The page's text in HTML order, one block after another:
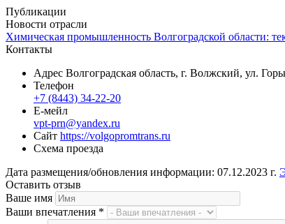
Публикации
Новости отрасли
Химическая промышленность Волгоградской области:
Контакты
Адрес Волгоградская область, г. Волжский, ул.
Телефон
+7 (8443) 34-22-20
Е-мейл
vpt-prn@yandex.ru
Сайт https://volgopromtrans.ru
Схема проезда
Дата размещения/обновления информации: 07.12.2023 г.
Оставить отзыв
Ваше имя
Ваши впечатления *